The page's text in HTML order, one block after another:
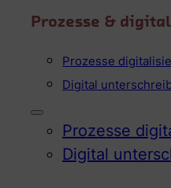
Prozesse &
Prozesse
Digital
Prozesse
Digital